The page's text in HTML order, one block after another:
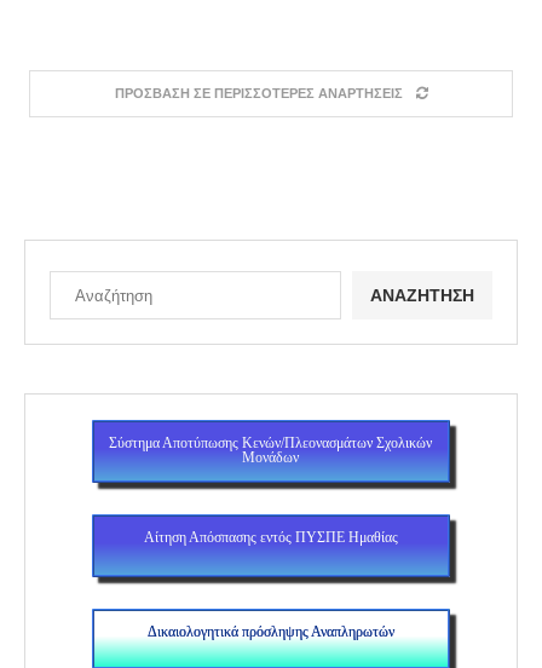
ΠΡΌΣΒΑΣΗ ΣΕ ΠΕΡΙΣΣΌΤΕΡΕΣ ΑΝΑΡΤΉΣΕΙΣ
ΑΝΑΖΉΤΗΣΗ
Σύστημα Αποτύπωσης Κενών/Πλεονασμάτων Σχολικών
Μονάδων
Αίτηση Απόσπασης εντός ΠΥΣΠΕ Ημαθίας
Δικαιολογητικά πρόσληψης Αναπληρωτών